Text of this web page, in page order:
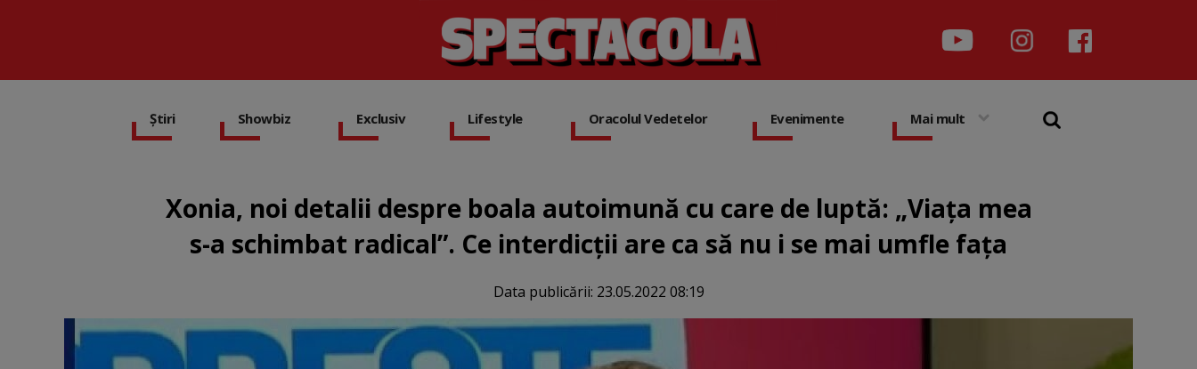
Știri Showbiz Exclusiv Lifestyle Oracolul Vedetelor Evenimente Mai mult
Xonia, noi detalii despre boala autoimună cu care de luptă: „Viața mea
s-a schimbat radical”. Ce interdicții are ca să nu i se mai umfle fața
Data publicării: 23.05.2022 08:19